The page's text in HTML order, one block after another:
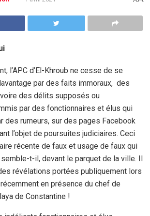
l’APC d’El-Khroub ne cesse de se
par des faits immoraux, des
des délits supposés ou
par des fonctionnaires et élus qui
des rumeurs, sur des pages Facebook
l’objet de poursuites judiciaires. Ceci
récente de faux et usage de faux qui
t-il, devant le parquet de la ville. Il
révélations portées publiquement lors
en présence du chef de
de Constantine !